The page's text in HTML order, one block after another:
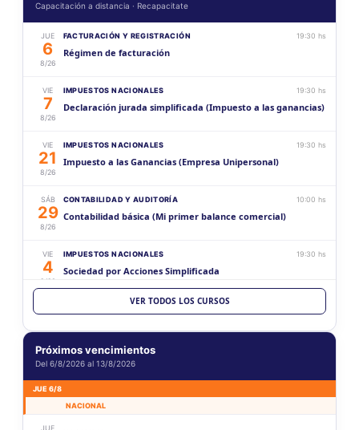
Capacitación a distancia · Recapacitate
JUE
6
8/26
FACTURACIÓN Y REGISTRACIÓN 19:30 hs
Régimen de facturación
VIE
7
8/26
IMPUESTOS NACIONALES 19:30 hs
Declaración jurada simplificada (Impuesto a las ganancias)
VIE
21
8/26
IMPUESTOS NACIONALES 19:30 hs
Impuesto a las Ganancias (Empresa Unipersonal)
SÁB
29
8/26
CONTABILIDAD Y AUDITORÍA 10:00 hs
Contabilidad básica (Mi primer balance comercial)
VIE
4
9/26
IMPUESTOS NACIONALES 19:30 hs
Sociedad por Acciones Simplificada
19:30 hs
19
9/26
VIE
VER TODOS LOS CURSOS
Próximos vencimientos
Del 6/8/2026 al 13/8/2026
JUE 6/8
NACIONAL
JUE